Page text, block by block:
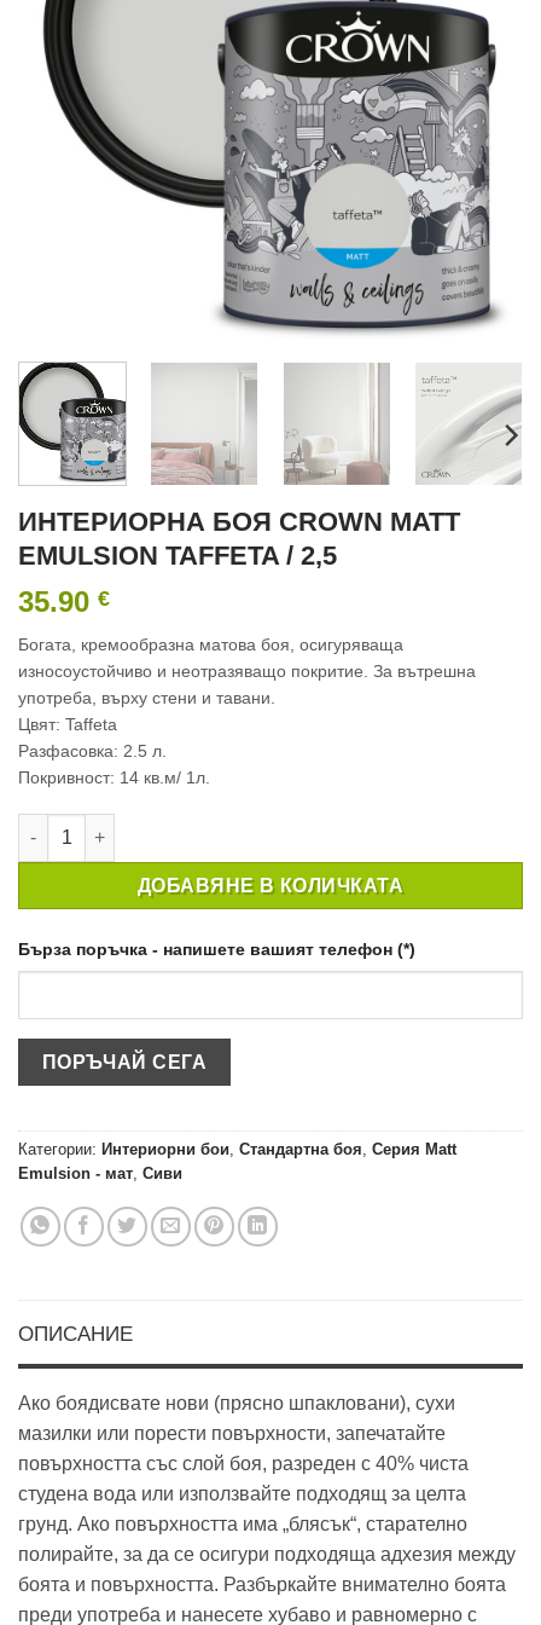
ИНТЕРИОРНА БОЯ CROWN MATT
EMULSION TAFFETA / 2,5
35.90 €
Богата, кремообразна матова боя, осигуряваща
износоустойчиво и неотразяващо покритие. За вътрешна
употреба, върху стени и тавани.
Цвят: Taffeta
Разфасовка: 2.5 л.
Покривност: 14 кв.м/ 1л.
количество за ИНТЕРИОРНА БОЯ CROWN MATT EMULSION
ДОБАВЯНЕ В КОЛИЧКАТА
Бърза поръчка - напишете вашият телефон (*)
Категории: Интериорни бои Стандартна боя Серия Matt
Emulsion - мат Сиви
ОПИСАНИЕ
Ако боядисвате нови (прясно шпакловани), сухи
мазилки или порести повърхности, запечатайте
повърхността със слой боя, разреден с 40% чиста
студена вода или използвайте подходящ за целта
грунд. Ако повърхността има „блясък“, старателно
полирайте, за да се осигури подходяща адхезия между
боята и повърхността. Разбъркайте внимателно боята
преди употреба и нанесете хубаво и равномерно с